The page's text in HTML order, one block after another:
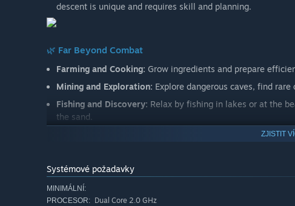
descent is unique and requires skill and planning.
🌿 Far Beyond Combat
Farming and Cooking: Grow ingredients and prepare
Mining and Exploration: Explore dangerous caves, find
Fishing and Discovery: Relax by fishing in lakes or at the
the sand.
Chop trees, mine resources, and
✨ Game Highlights
Cozy + Action:A blend of relaxation and combat inspired by
ZJISTIT
Systémové požadavky
MINIMÁLNÍ:
PROCESOR: Dual Core 2.0 GHz